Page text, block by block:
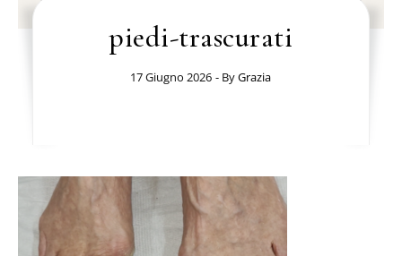
piedi-trascurati
17 Giugno 2026 - ByGrazia